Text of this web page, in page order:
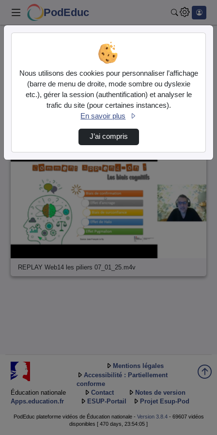
PodEduc
1 vidéo trouvée
Audio Vidéo
Direction de tri
REPLAY Web14 les piliers 07_01_25.m4v
Éducation nationale
Apps.education.fr
Mentions légales
Accessibilité : Partiellement
conforme
Contact
Notes de version
ESUP-Portail
Projet Esup-Pod
PodEduc plateforme vidéos de Éducation nationale - Version 3.8.4- 69607 vidéos
disponibles [ 470 days, 23:54:05 ]
Nous utilisons des cookies pour personnaliser l’affichage
(barre de menu de droite, mode sombre ou dyslexie
etc.), gérer la session (authentification) et analyser le
trafic du site (pour certaines instances).
En savoir plus
J’ai compris